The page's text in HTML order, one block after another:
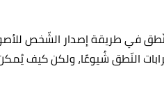
في طريقة إصدار الشّخص
النّطق شُيوعًا، ولكن